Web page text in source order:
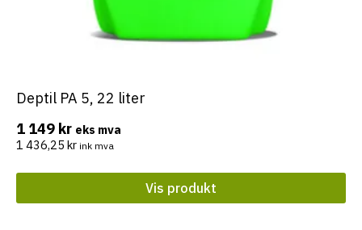
Deptil PA 5, 22 liter
1 149 kr eks mva
1 436,25 kr ink mva
Vis produkt